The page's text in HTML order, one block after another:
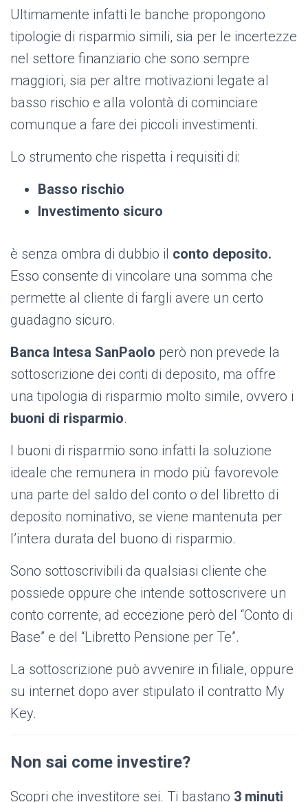
Ultimamente infatti le banche propongono
tipologie di risparmio simili, sia per le incertezze
nel settore finanziario che sono sempre
maggiori, sia per altre motivazioni legate al
basso rischio e alla volontà di cominciare
comunque a fare dei piccoli investimenti.
Lo strumento che rispetta i requisiti di:
Basso rischio
Investimento sicuro
è senza ombra di dubbio il conto deposito.
Esso consente di vincolare una somma che
permette al cliente di fargli avere un certo
guadagno sicuro.
Banca Intesa SanPaolo però non prevede la
sottoscrizione dei conti di deposito, ma offre
una tipologia di risparmio molto simile, ovvero i
buoni di risparmio.
I buoni di risparmio sono infatti la soluzione
ideale che remunera in modo più favorevole
una parte del saldo del conto o del libretto di
deposito nominativo, se viene mantenuta per
l’intera durata del buono di risparmio.
Sono sottoscrivibili da qualsiasi cliente che
possiede oppure che intende sottoscrivere un
conto corrente, ad eccezione però del “Conto di
Base” e del “Libretto Pensione per Te”.
La sottoscrizione può avvenire in filiale, oppure
su internet dopo aver stipulato il contratto My
Key.
Non sai come investire?
Scopri che investitore sei. Ti bastano 3 minuti